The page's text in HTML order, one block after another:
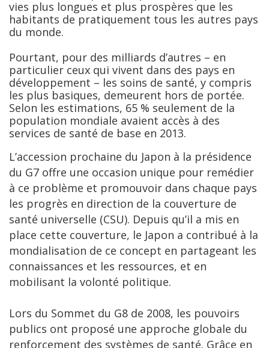
vies plus longues et plus prospères que les
habitants de pratiquement tous les autres pays
du monde.
Pourtant, pour des milliards d’autres – en
particulier ceux qui vivent dans des pays en
développement – les soins de santé, y compris
les plus basiques, demeurent hors de portée.
Selon les estimations, 65 % seulement de la
population mondiale avaient accès à des
services de santé de base en 2013.
L’accession prochaine du Japon à la présidence
du G7 offre une occasion unique pour remédier
à ce problème et promouvoir dans chaque pays
les progrès en direction de la couverture de
santé universelle (CSU). Depuis qu’il a mis en
place cette couverture, le Japon a contribué à la
mondialisation de ce concept en partageant les
connaissances et les ressources, et en
mobilisant la volonté politique.
Lors du Sommet du G8 de 2008, les pouvoirs
publics ont proposé une approche globale du
renforcement des systèmes de santé. Grâce en